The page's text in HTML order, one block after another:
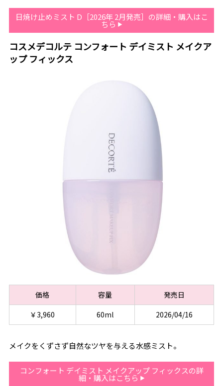
日焼け止めミスト D［2026年 2月発売］の詳細・購入はこ
ちら
コスメデコルテ コンフォート デイミスト メイクア
ップ フィックス
価格 容量
発売日
￥3,960
60ml 2026/04/16
メイクをくずさず自然なツヤを与える水感ミスト。
コンフォート デイミスト メイクアップ フィックスの詳
細・購入はこちら